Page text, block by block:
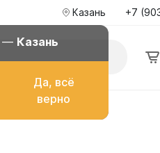
aromanova.promo-
Казань
— Казань
Да, всё
верно
+7
топлива